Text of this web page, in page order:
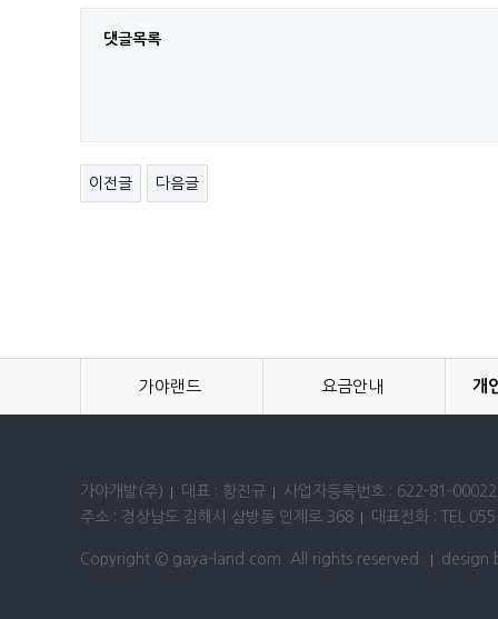
댓글목록
이전글 다음글
가야랜드 요금안내 개
가야개발(주) 대표 : 황진규 사업자등록번호 : 622-81-00022
주소 : 경상남도 김해시 삼방동 인제로 368
대표전화 : TEL
Copyright © gaya-land.com. All rights reserved. design